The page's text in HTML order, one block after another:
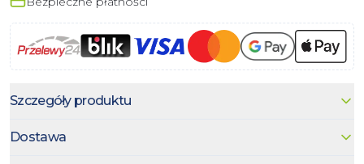
Szczegóły produktu
Dostawa